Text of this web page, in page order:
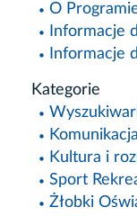
O
Informacje
Informacje
Kategorie
Kultura i
Sport
Żłobki